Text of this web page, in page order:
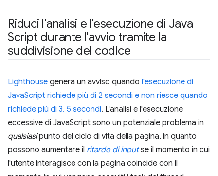
Riduci l'analisi e l'esecuzione di Java
Script durante l'avvio tramite la
suddivisione del codice
Lighthouse genera un avviso quando l'esecuzione di
JavaScript richiede più di 2 secondi e non riesce quando
richiede più di 3, 5 secondi. L'analisi e l'esecuzione
eccessive di JavaScript sono un potenziale problema in
qualsiasipunto del ciclo di vita della pagina, in quanto
possono aumentare il ritardo di inputse il momento in cui
l'utente interagisce con la pagina coincide con il